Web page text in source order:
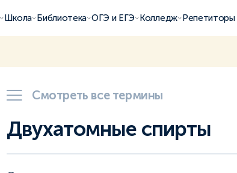
Школа Библиотека ОГЭ и ЕГЭ Колледж Репетиторы
Смотреть все термины
Двухатомные спирты